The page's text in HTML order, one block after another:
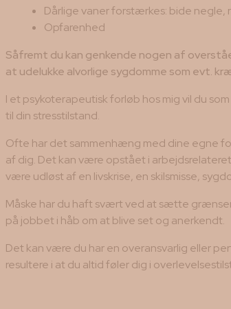
Dårlige vaner forstærkes: bide negle,
Opfarenhed
Såfremt du kan genkende nogen af
at udelukke alvorlige sygdomme som evt.
I et psykoterapeutisk forløb hos mig vil du
til din stresstilstand.
Ofte har det sammenhæng med dine egne
af dig. Det kan være opstået i
være udløst af en livskrise, en skilsmisse,
Måske har du haft svært ved at sætte
på jobbet i håb om at blive set og anerkendt.
Det kan være du har en overansvarlig eller
resultere i at du altid føler dig i